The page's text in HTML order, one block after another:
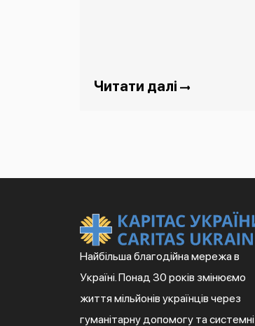
Читати далі
Найбільша благодійна мережа в
Україні. Понад 30 років змінюємо
життя мільйонів українців через
гуманітарну допомогу та системні